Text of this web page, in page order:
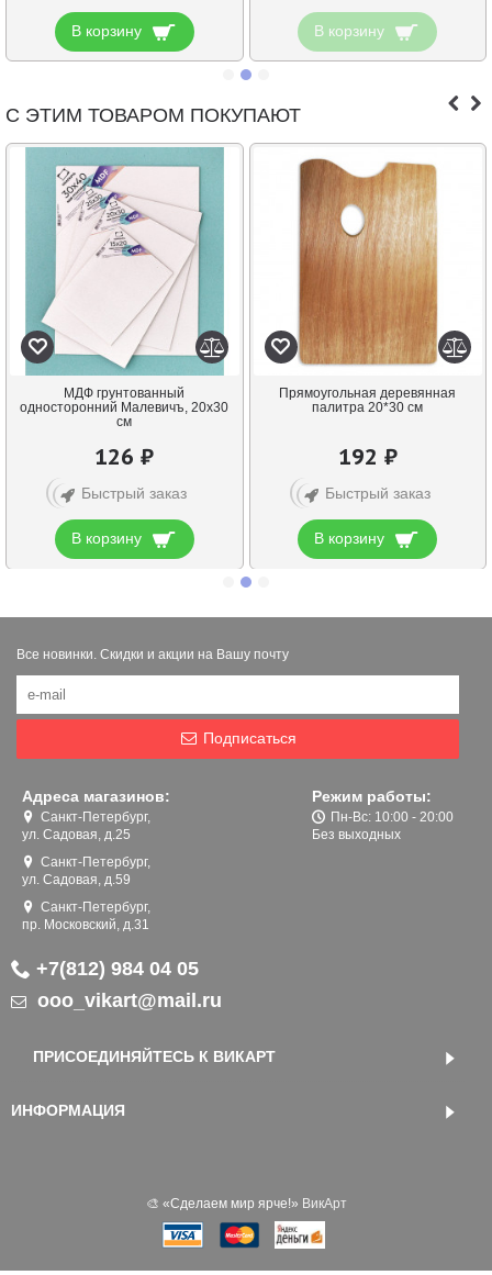
В корзину В корзину
С ЭТИМ ТОВАРОМ ПОКУПАЮТ
МДФ грунтованный
односторонний Малевичъ, 20х30
см
126 ₽
Быстрый заказ
В корзину
Прямоугольная деревянная
палитра 20*30 см
192 ₽
Быстрый заказ
В корзину
Все новинки. Скидки и акции на Вашу почту
Подписаться
Адреса магазинов:
Санкт-Петербург,
ул. Садовая, д.25
Санкт-Петербург,
ул. Садовая, д.59
Санкт-Петербург,
пр. Московский, д.31
Режим работы:
Пн-Вс: 10:00 - 20:00
Без выходных
+7(812) 984 04 05
ooo_vikart@mail.ru
ПРИСОЕДИНЯЙТЕСЬ К ВИКАРТ
ИНФОРМАЦИЯ
🎨 «‎Сделаем мир ярче!» ВикАрт